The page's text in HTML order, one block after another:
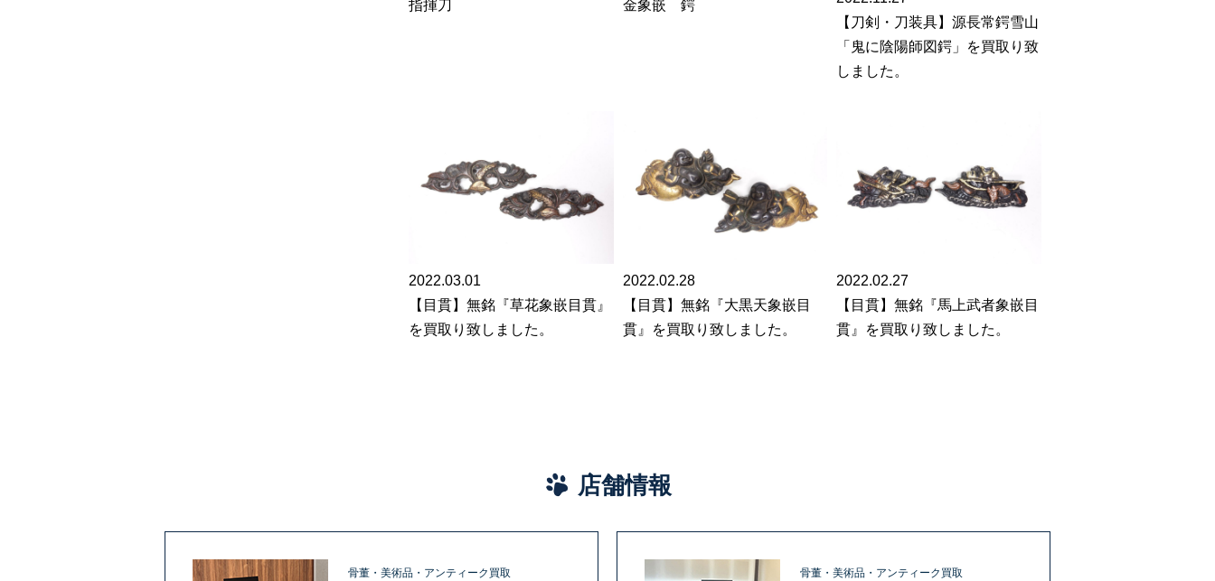
指揮刀
金象嵌 鍔
【刀剣・刀装具】源長常鍔雪山
「鬼に陰陽師図鍔」を買取り致
しました。
2022.03.01
【目貫】無銘『草花象嵌目貫』
を買取り致しました。
2022.02.28
【目貫】無銘『大黒天象嵌目
貫』を買取り致しました。
2022.02.27
【目貫】無銘『馬上武者象嵌目
貫』を買取り致しました。
店舗情報
骨董・美術品・アンティーク買取 骨董・美術品・アンティーク買取